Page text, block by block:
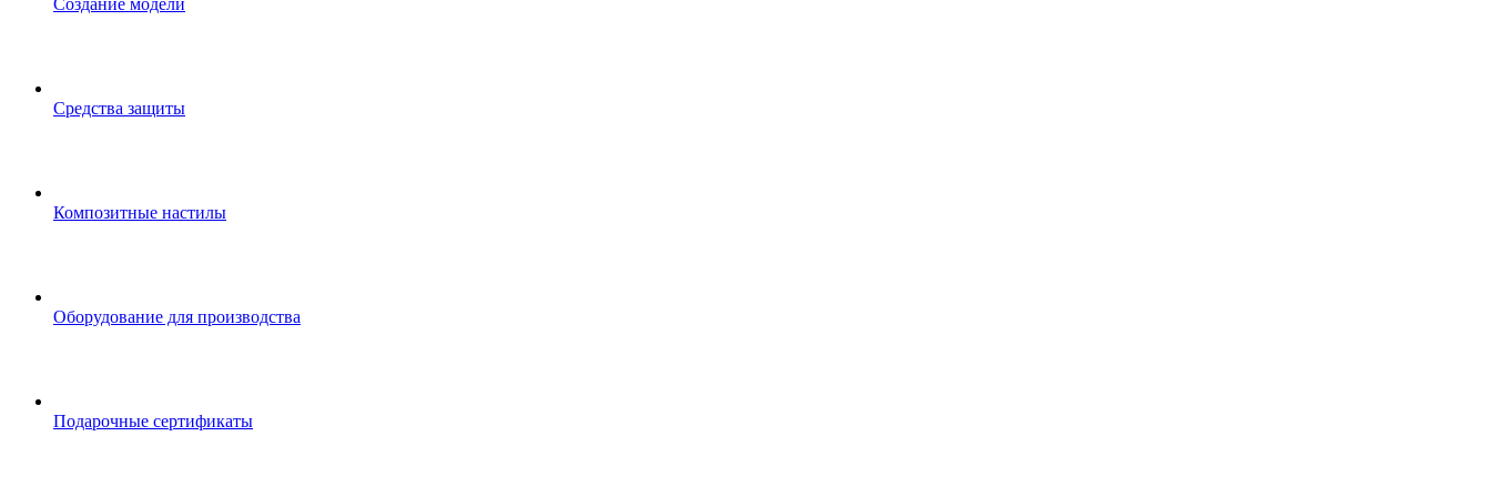
Создание модели
Средства защиты
Композитные настилы
Оборудование для производства
Подарочные сертификаты